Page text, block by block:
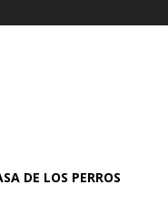
DE LOS PERROS